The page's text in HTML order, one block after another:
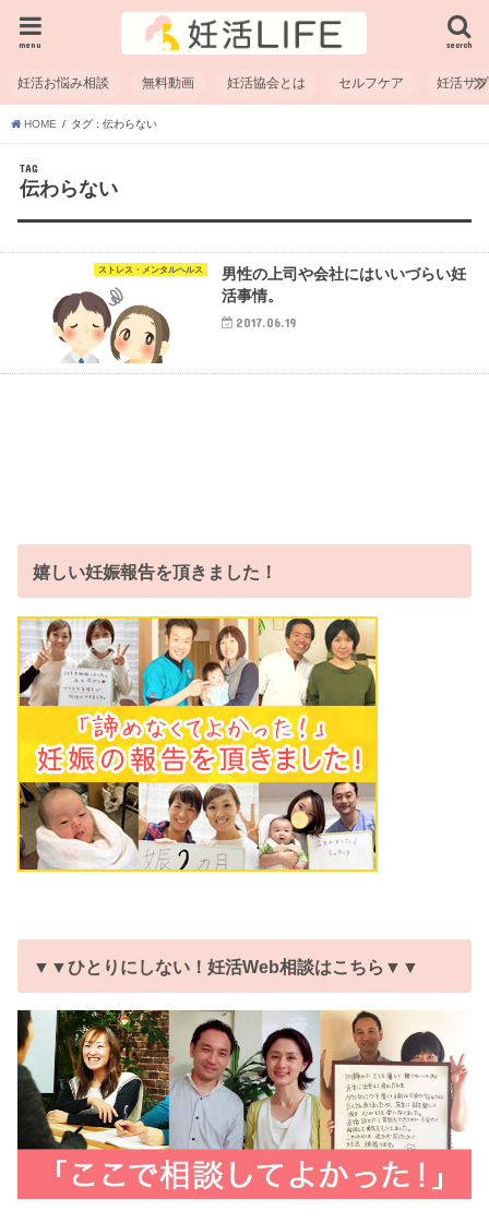
search
menu
妊活お悩み相談 無料動画 妊活協会とは セルフケア 妊活サ
HOME タグ : 伝わらない
TAG
伝わらない
ストレス・メンタルヘルス
男性の上司や会社にはいいづらい妊
活事情。
2017.06.19
嬉しい妊娠報告を頂きました！
▼▼ひとりにしない！妊活Web相談はこちら▼▼